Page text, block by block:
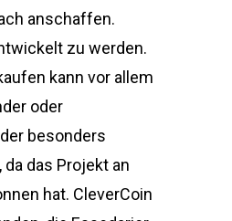
anschaffen.
zu werden.
kann vor allem
oder
besonders
das Projekt an
hat. CleverCoin